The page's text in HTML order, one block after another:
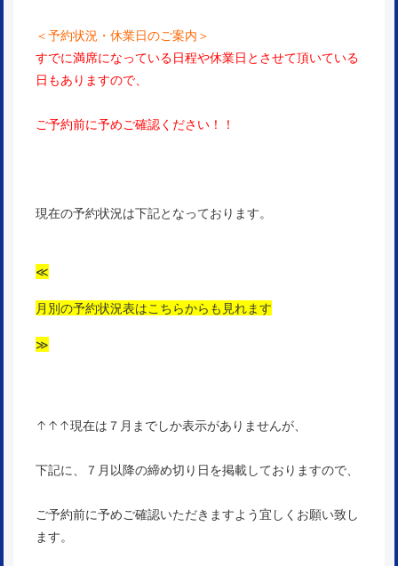
＜予約状況・休業日のご案内＞
すでに満席になっている日程や休業日とさせて頂いている
日もありますので、
ご予約前に予めご確認ください！！
現在の予約状況は下記となっております。
≪
月別の予約状況表はこちらからも見れます
≫
↑↑↑現在は７月までしか表示がありませんが、
下記に、７月以降の締め切り日を掲載しておりますので、
ご予約前に予めご確認いただきますよう宜しくお願い致し
ます。